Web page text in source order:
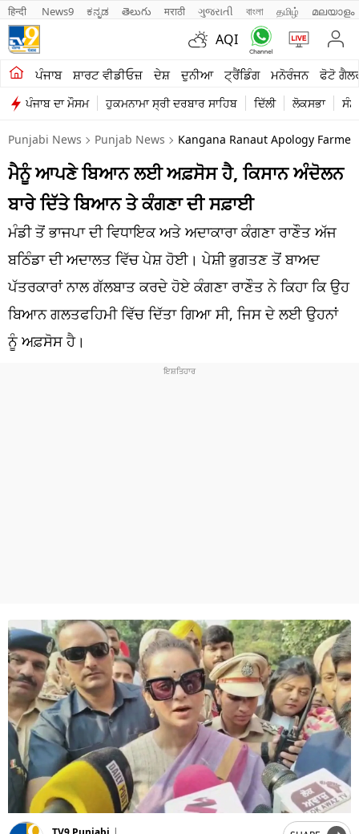
हिन्दी News9 ಕನ್ನಡ తెలుగు मराठी ગુજરાતી বাংলা தமிழ் മലയാളം
AQI
ਪੰਜਾਬ ਸ਼ਾਰਟ ਵੀਡੀਓਜ਼ ਦੇਸ਼ ਦੁਨੀਆ ਟ੍ਰੈਂਡਿੰਗ ਮਨੋਰੰਜਨ ਫੋਟੋ
ਪੰਜਾਬ ਦਾ ਮੌਸਮ ਹੁਕਮਨਾਮਾ ਸ੍ਰੀ ਦਰਬਾਰ ਸਾਹਿਬ ਦਿੱਲੀ ਲੋਕਸਭਾ
ਖੇਤੀਬਾੜੀ
ਸ਼ਾਰਟ ਵੀਡੀਓਜ਼
ਕਾਰੋਬਾਰ
ਕਰਿਅਰ
ਦੇਸ਼
ਲਾਈਫ ਸਟਾਈਲ
ਪੰਜਾਬ
Punjabi News Punjab News Kangana Ranaut Apology
ਮੈਨੂੰ ਆਪਣੇ ਬਿਆਨ ਲਈ ਅਫ਼ਸੋਸ ਹੈ, ਕਿਸਾਨ ਅੰਦੋਲਨ
ਬਾਰੇ ਦਿੱਤੇ ਬਿਆਨ ਤੇ ਕੰਗਣਾ ਦੀ ਸਫ਼ਾਈ
ਮੰਡੀ ਤੋਂ ਭਾਜਪਾ ਦੀ ਵਿਧਾਇਕ ਅਤੇ ਅਦਾਕਾਰਾ ਕੰਗਣਾ ਰਾਣੌਤ ਅੱਜ
ਬਠਿੰਡਾ ਦੀ ਅਦਾਲਤ ਵਿੱਚ ਪੇਸ਼ ਹੋਈ। ਪੇਸ਼ੀ ਭੁਗਤਣ ਤੋਂ ਬਾਅਦ
ਪੱਤਰਕਾਰਾਂ ਨਾਲ ਗੱਲਬਾਤ ਕਰਦੇ ਹੋਏ ਕੰਗਣਾ ਰਾਣੌਤ ਨੇ ਕਿਹਾ ਕਿ ਉਹ
ਬਿਆਨ ਗਲਤਫਹਿਮੀ ਵਿੱਚ ਦਿੱਤਾ ਗਿਆ ਸੀ, ਜਿਸ ਦੇ ਲਈ ਉਹਨਾਂ
ਨੂੰ ਅਫ਼ਸੋਸ ਹੈ।